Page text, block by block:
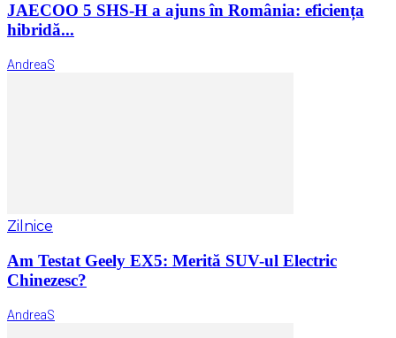
JAECOO 5 SHS-H a ajuns în România: eficiența
hibridă...
AndreaS
Zilnice
Am Testat Geely EX5: Merită SUV-ul Electric
Chinezesc?
AndreaS